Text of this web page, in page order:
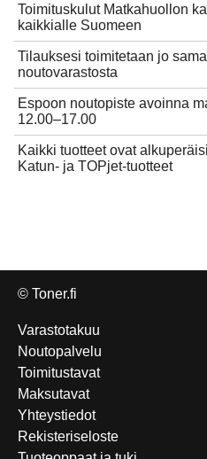
Toimituskulut Matkahuollon
kaikkialle Suomeen
Tilauksesi toimitetaan jo
noutovarastosta
Espoon noutopiste avoinna
12.00–17.00
Kaikki tuotteet ovat
Katun- ja TOPjet-tuotteet
© Toner.fi
Varastotakuu
Noutopalvelu
Toimitustavat
Maksutavat
Yhteystiedot
Rekisteriseloste